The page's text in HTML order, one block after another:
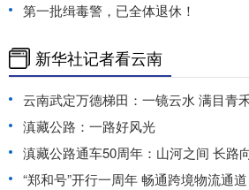
第一批缉毒警，已全体退休！
新华社记者看云南
云南武定万德梯田：一镜云水 满目青
滇藏公路：一路好风光
滇藏公路通车50周年：山河之间 长路
“郑和号”开行一周年 畅通跨境物流通道